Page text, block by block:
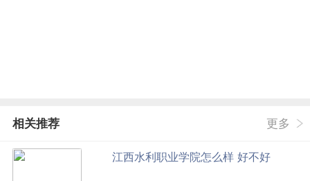
相关推荐 更多
江西水利职业学院怎么样 好不好